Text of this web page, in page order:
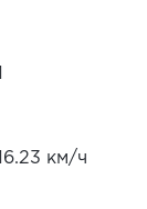
16.23 км/ч